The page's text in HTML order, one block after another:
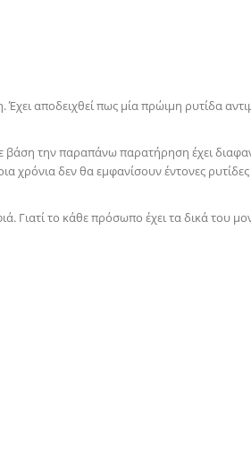
αποδειχθεί πως μία πρώιμη ρυτίδα
βάση την παραπάνω παρατήρηση έχει
χρόνια δεν θα εμφανίσουν έντονες
Γιατί το κάθε πρόσωπο έχει τα δικά του